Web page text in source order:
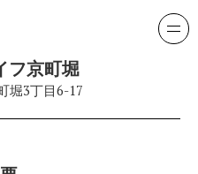
フ京町堀
堀3丁目6-17